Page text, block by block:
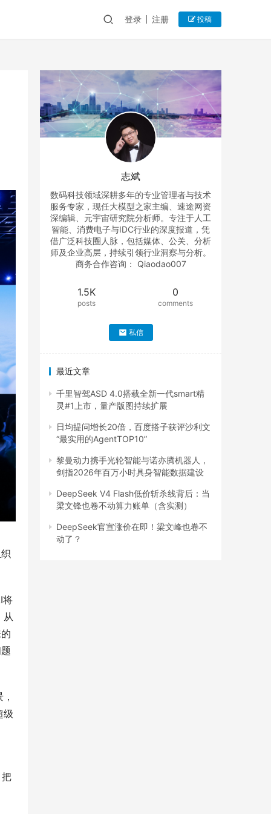
登录 注册 投稿
将
从
级
志斌
数码科技领域深耕多年的专业管理者与技术
服务专家，现任大模型之家主编、速途网资
深编辑、元宇宙研究院分析师。专注于人工
智能、消费电子与IDC行业的深度报道，凭
借广泛科技圈人脉，包括媒体、公关、分析
师及企业高层，持续引领行业洞察与分析。
商务合作咨询： Qiaodao007
1.5K
posts
0
comments
私信
最近文章
千里智驾ASD 4.0搭载全新一代smart精
灵#1上市，量产版图持续扩展
日均提问增长20倍，百度搭子获评沙利文
“最实用的AgentTOP10”
黎曼动力携手光轮智能与诺亦腾机器人，
剑指2026年百万小时具身智能数据建设
DeepSeek V4 Flash低价斩杀线背后：当
梁文锋也卷不动算力账单（含实测）
DeepSeek官宣涨价在即！梁文峰也卷不
动了？